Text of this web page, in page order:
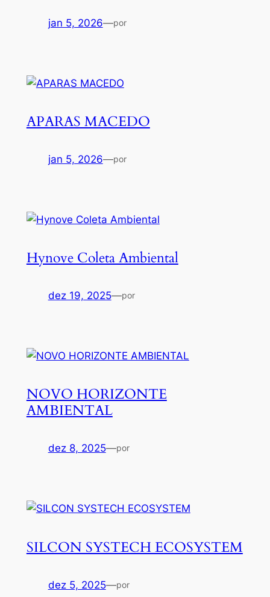
jan 5, 2026—por
APARAS MACEDO
jan 5, 2026—por
Hynove Coleta Ambiental
dez 19, 2025—por
NOVO HORIZONTE
AMBIENTAL
dez 8, 2025—por
SILCON SYSTECH ECOSYSTEM
dez 5, 2025—por